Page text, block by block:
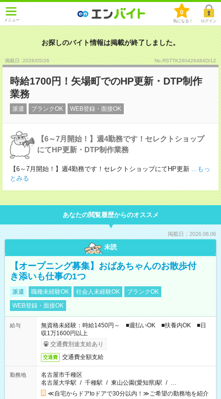
メニュー
0
気になる！ ログイン
お探しのバイト情報は掲載が終了しました。
掲載日 :2026/05/26 No.RSTTK260426484D/12
時給1700円！矢場町でのHP更新・DTP制作
業務
派遣 ブランクOK WEB登録・面接OK
【6～7月開始！】週4勤務です！セレクトショップ
にてHP更新・DTP制作業務
【6～7月開始！】週4勤務です！セレクトショップにてHP更新 ...もっ
とみる
あなたの閲覧履歴からのオススメ
掲載日：2026.08.06
未読
【オープニング募集】おばあちゃんのお散歩付
き添いも仕事の1つ
派遣 職種未経験OK 社会人未経験OK
ブランクOK
WEB登録・面接OK
給与
無資格未経験：時給1450円～ ■週払いOK ■扶養内OK ■日
収1万1600円以上
交通費別途支給あり
交通費 交通費全額支給
勤務地
名古屋市千種区
名古屋大学駅 / 千種駅 / 東山公園(愛知県)駅 / …
≪自宅からドアtoドアで30分以内！≫ご希望の勤務地を紹介